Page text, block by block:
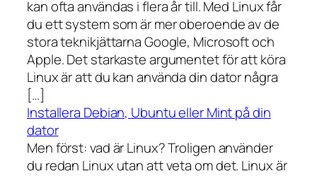
kan ofta användas i flera år till. Med Linux får
du ett system som är mer oberoende av de
stora teknikjättarna Google, Microsoft och
Apple. Det starkaste argumentet för att köra
Linux är att du kan använda din dator några
[…]
Installera Debian, Ubuntu eller Mint på din
dator
Men först: vad är Linux? Troligen använder
du redan Linux utan att veta om det. Linux är